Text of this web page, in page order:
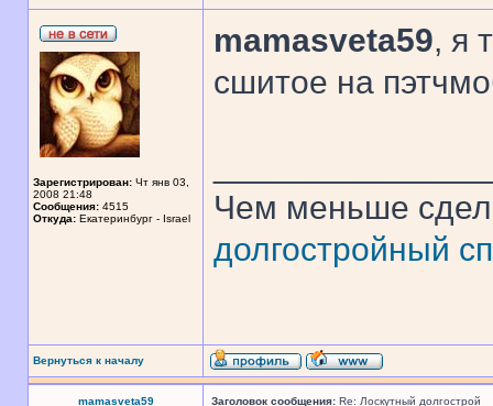
Зарегистрирован: Чт янв 03,
2008 21:48
Сообщения: 4515
Откуда: Екатеринбург - Israel
mamasveta59, я
сшитое на
Чем меньше
долгостройный
Вернуться к началу
mamasveta59 Заголовок сообщения: Re: Лоскутный долгострой